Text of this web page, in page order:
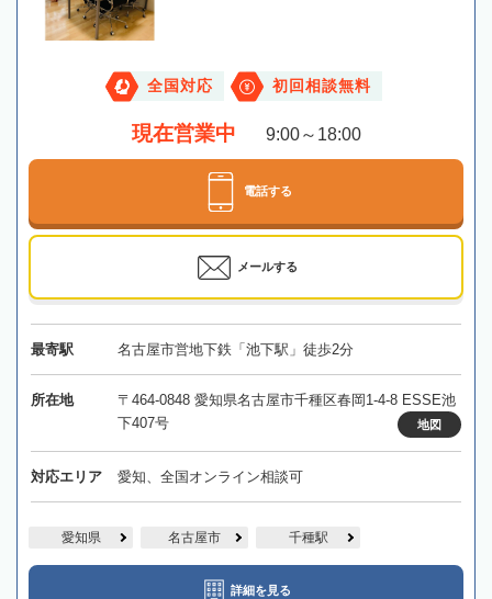
全国対応 初回相談無料
現在営業中 9:00～18:00
電話する
メールする
最寄駅 名古屋市営地下鉄「池下駅」徒歩2分
所在地
〒464-0848 愛知県名古屋市千種区春岡1-4-8 ESSE池
下407号
地図
対応エリア 愛知、全国オンライン相談可
愛知県 名古屋市 千種駅
詳細を見る